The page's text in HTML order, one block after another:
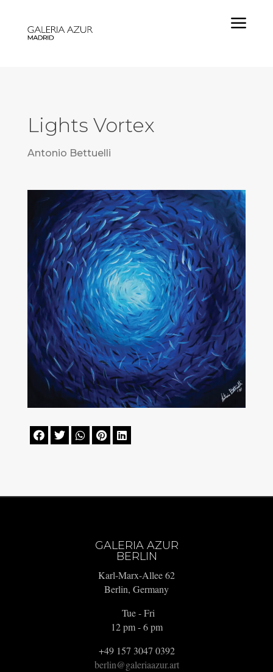
a
Lights Vortex
Antonio Bettuelli
    
GALERIA AZUR
BERLIN
Karl-Marx-Allee 62
Berlin, Germany
Tue - Fri
12 pm - 6 pm
+49 157 3047 0392
berlin@galeriaazur.art